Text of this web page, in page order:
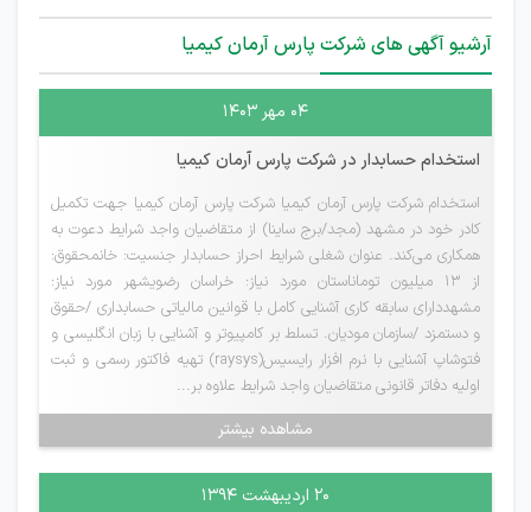
آرشیو آگهی های شرکت پارس آرمان کیمیا
۰۴ مهر ۱۴۰۳
استخدام حسابدار در شرکت پارس آرمان کیمیا
استخدام شرکت پارس آرمان کیمیا شرکت پارس آرمان کیمیا جهت تکمیل
کادر خود در مشهد (مجد/برج ساینا) از متقاضیان واجد شرایط دعوت به
همکاری می‌کند. عنوان شغلی شرایط احراز حسابدار جنسیت: خانمحقوق:
از ۱۳ میلیون توماناستان مورد نیاز: خراسان رضویشهر مورد نیاز:
مشهددارای سابقه کاری آشنایی کامل با قوانین مالیاتی حسابداری /حقوق
و دستمزد /سازمان مودیان. تسلط بر کامپیوتر و آشنایی با زبان انگلیسی و
فتوشاپ آشنایی با نرم افزار رایسیس(raysys) تهیه فاکتور رسمی و ثبت
اولیه دفاتر قانونی متقاضیان واجد شرایط علاوه بر...
مشاهده بیشتر
۲۰ اردیبهشت ۱۳۹۴